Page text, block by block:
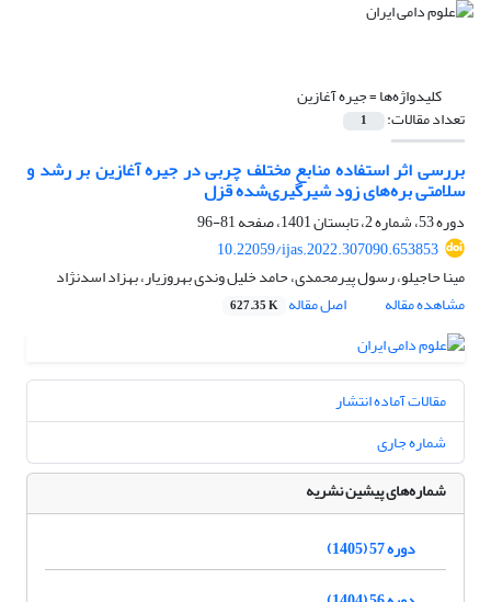
کلیدواژه‌ها =جیره آغازین
تعداد مقالات: 1
بررسی اثر استفاده منابع مختلف چربی در جیره آغازین بر رشد و
سلامتی بره‌های زود شیرگیری‌شده ‏قزل
دوره 53، شماره 2، تابستان 1401، صفحه
81-96
10.22059/ijas.2022.307090.653853
مینا حاجیلو، رسول پیرمحمدی، حامد خلیل وندی بهروزیار، بهزاد اسدنژاد
مشاهده مقاله
اصل مقاله 627.35 K
مقالات آماده انتشار
شماره جاری
شماره‌های پیشین نشریه
دوره 57 (1405)